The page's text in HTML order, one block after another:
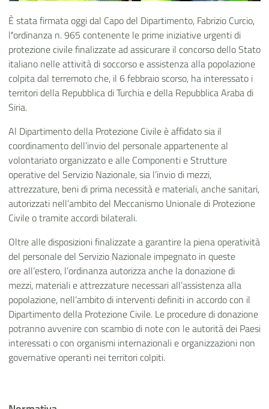
È stata firmata oggi dal Capo del Dipartimento, Fabrizio Curcio,
l’ordinanza n. 965 contenente le prime iniziative urgenti di
protezione civile finalizzate ad assicurare il concorso dello Stato
italiano nelle attività di soccorso e assistenza alla popolazione
colpita dal terremoto che, il 6 febbraio scorso, ha interessato i
territori della Repubblica di Turchia e della Repubblica Araba di
Siria.
Al Dipartimento della Protezione Civile è affidato sia il
coordinamento dell’invio del personale appartenente al
volontariato organizzato e alle Componenti e Strutture
operative del Servizio Nazionale, sia l’invio di mezzi,
attrezzature, beni di prima necessità e materiali, anche sanitari,
autorizzati nell’ambito del Meccanismo Unionale di Protezione
Civile o tramite accordi bilaterali.
Oltre alle disposizioni finalizzate a garantire la piena operatività
del personale del Servizio Nazionale impegnato in queste
ore all’estero, l’ordinanza autorizza anche la donazione di
mezzi, materiali e attrezzature necessari all’assistenza alla
popolazione, nell’ambito di interventi definiti in accordo con il
Dipartimento della Protezione Civile. Le procedure di donazione
potranno avvenire con scambio di note con le autorità dei Paesi
interessati o con organismi internazionali e organizzazioni non
governative operanti nei territori colpiti.